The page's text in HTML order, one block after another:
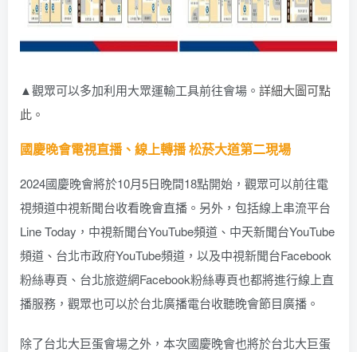
▲觀眾可以多加利用大眾運輸工具前往會場。 詳細大圖可點
此。
國慶晚會電視直播、線上轉播 松菸大道第二現場
2024國慶晚會將於10月5日晚間18點開始，觀眾可以前往電
視頻道中視新聞台收看晚會直播。另外，包括線上串流平台
Line Today，中視新聞台YouTube頻道、中天新聞台YouTube
頻道、台北市政府YouTube頻道，以及中視新聞台Facebook
粉絲專頁、台北旅遊網Facebook粉絲專頁也都將進行線上直
播服務，觀眾也可以於台北廣播電台收聽晚會節目廣播。
除了台北大巨蛋會場之外，本次國慶晚會也將於台北大巨蛋